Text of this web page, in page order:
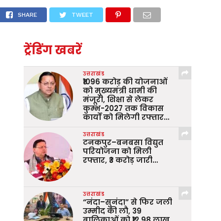
में हुए शामिल
SHARE TWEET
ट्रेंडिंग खबरें
उत्तराखंड
₹1096 करोड़ की योजनाओं
को मुख्यमंत्री धामी की
मंजूरी, शिक्षा से लेकर
कुम्भ-2027 तक विकास
कार्यों को मिलेगी रफ्तार…
उत्तराखंड
टनकपुर–बनबसा विद्युत
परियोजना को मिली
रफ्तार, ₹3 करोड़ जारी…
उत्तराखंड
“नंदा–सुनंदा” से फिर जली
उम्मीद की लौ, 39